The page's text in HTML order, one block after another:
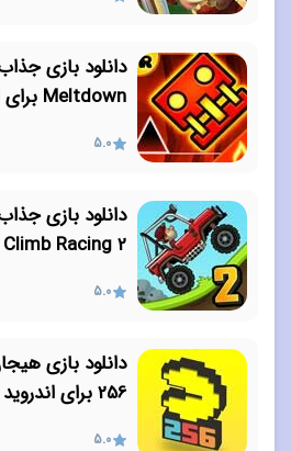
Meltdown برای اندروید
5.0
Climb Racing 2 برای اندروید
5.0
256 برای اندروید
5.0